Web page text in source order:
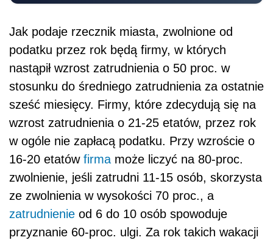
Jak podaje rzecznik miasta, zwolnione od
podatku przez rok będą firmy, w których
nastąpił wzrost zatrudnienia o 50 proc. w
stosunku do średniego zatrudnienia za ostatnie
sześć miesięcy. Firmy, które zdecydują się na
wzrost zatrudnienia o 21-25 etatów, przez rok
w ogóle nie zapłacą podatku. Przy wzroście o
16-20 etatów firma może liczyć na 80-proc.
zwolnienie, jeśli zatrudni 11-15 osób, skorzysta
ze zwolnienia w wysokości 70 proc., a
zatrudnienie od 6 do 10 osób spowoduje
przyznanie 60-proc. ulgi. Za rok takich wakacji